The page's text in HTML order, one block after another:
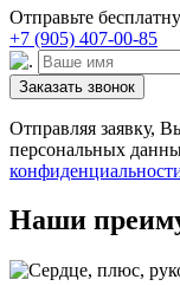
Отправьте
+7 (905) 407-00-85
Заказать звонок
Отправляя заявку,
персональных
Наши